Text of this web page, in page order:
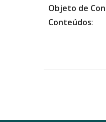
Objeto de
Conteúdos: